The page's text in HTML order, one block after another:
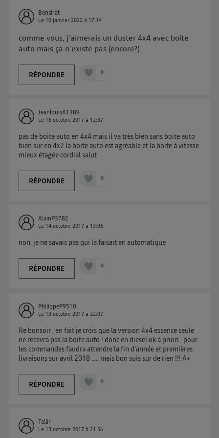
Bensirat
Le 10 janvier 2022 à 17:14
comme vous, j'aimerais un duster 4x4 avec boite
auto mais ça n'existe pas (encore?)
RÉPONDRE 0
JeanlouisA1389
Le 16 octobre 2017 à 12:37
pas de boite auto en 4x4 mais il va très bien sans boite auto
bien sur en 4x2 la boite auto est agréable et la boite à vitesse
mieux étagée cordial salut
RÉPONDRE 0
AlainP3782
Le 14 octobre 2017 à 13:06
non, je ne savais pas qui la faisait en automatique
RÉPONDRE 0
PhilippeP9510
Le 13 octobre 2017 à22:07
Re bonsoir , en fait je crois que la version 4x4 essence seule
ne recevra pas la boite auto ! donc en diesel ok à priori , pour
les commandes faudra attendre la fin d'année et premières
livraisons sur avril 2018 ..... mais bon suis sur de rien !!! A+
RÉPONDRE 0
Tellir
Le 13 octobre 2017 à21:56
même identifiant. En général :
Pour uneconnexion foyer (ex : Wi-Fi), la personnalisation sera basée
Pour uneconnexion mobile, la personnalisation sera basée
uniquement sur la navigation de l'utilisateur du mobile.
le portail d’Utiq("
« gérer Utiq » en bas de ce site. Pour plus
d'information sur les données personnelles
d'Utiq